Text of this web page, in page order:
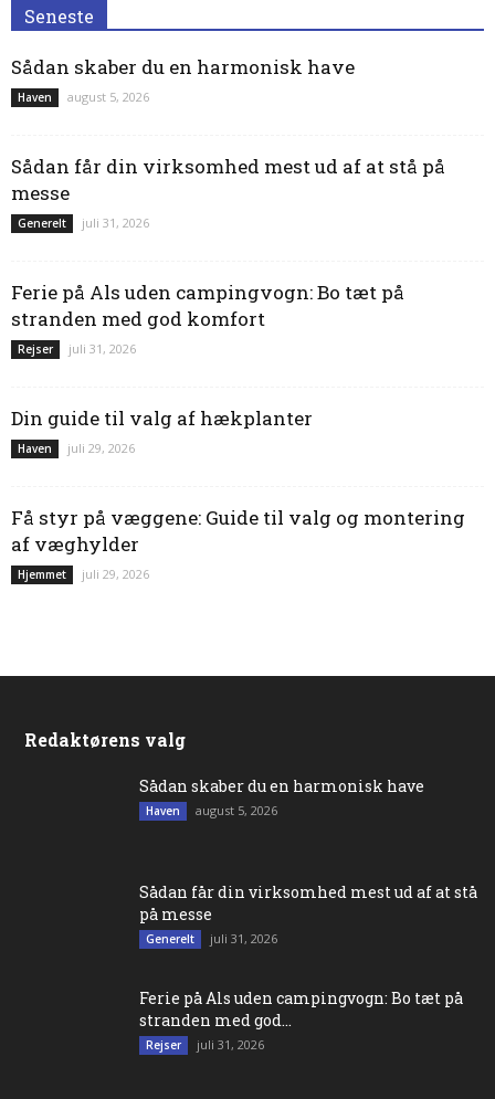
Seneste
Sådan skaber du en harmonisk have
Haven august 5, 2026
Sådan får din virksomhed mest ud af at stå på
messe
Generelt juli 31, 2026
Ferie på Als uden campingvogn: Bo tæt på
stranden med god komfort
Rejser juli 31, 2026
Din guide til valg af hækplanter
Haven juli 29, 2026
Få styr på væggene: Guide til valg og montering
af væghylder
Hjemmet juli 29, 2026
Redaktørens valg
Sådan skaber du en harmonisk have
Haven august 5, 2026
Sådan får din virksomhed mest ud af at stå
på messe
Generelt juli 31, 2026
Ferie på Als uden campingvogn: Bo tæt på
stranden med god...
Rejser juli 31, 2026